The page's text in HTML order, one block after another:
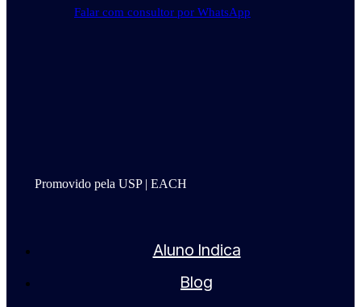
Falar com consultor por WhatsApp
Promovido pela USP | EACH
Aluno Indica
Blog